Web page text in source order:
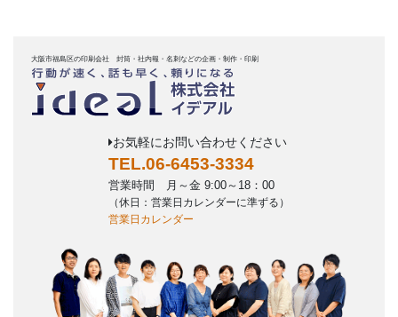
大阪市福島区の印刷会社 封筒・社内報・名刺などの企画・制作・印刷
お気軽にお問い合わせください
TEL.06-6453-3334
営業時間 月～金 9:00～18：00
（休日：営業日カレンダーに準ずる）
営業日カレンダー